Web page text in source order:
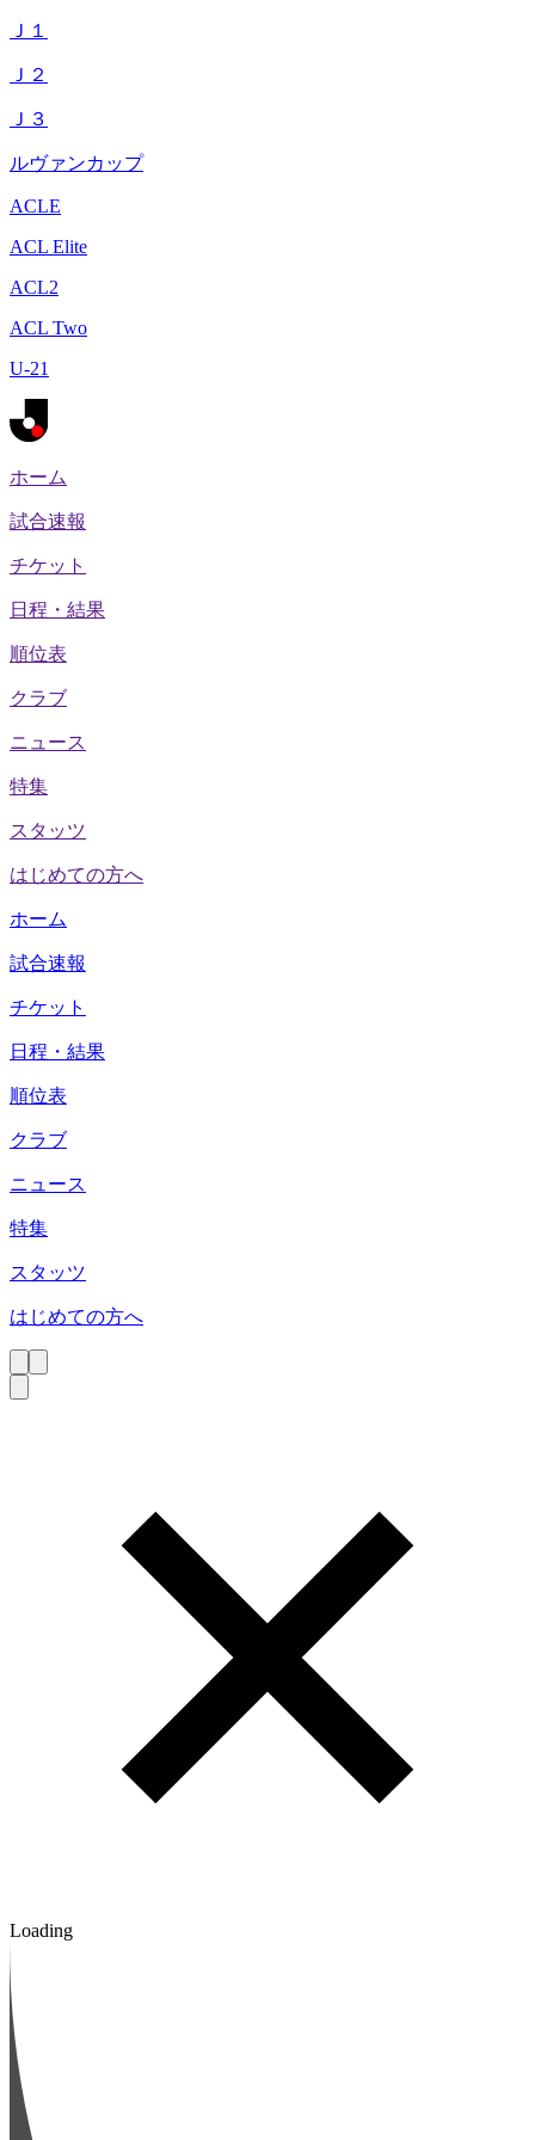
Ｊ１
Ｊ２
Ｊ３
ルヴァンカップ
ACLE
ACL Elite
ACL2
ACL Two
U-21
ホーム
試合速報
チケット
日程・結果
順位表
クラブ
ニュース
特集
スタッツ
はじめての方へ
ホーム
試合速報
チケット
日程・結果
順位表
クラブ
ニュース
特集
スタッツ
はじめての方へ
Loading